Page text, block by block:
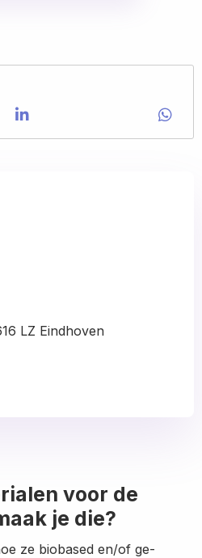
Share on LinkedIn
Share
on
via
LZ Eindhoven
voor de
je die?
ze biobased en/of ge-